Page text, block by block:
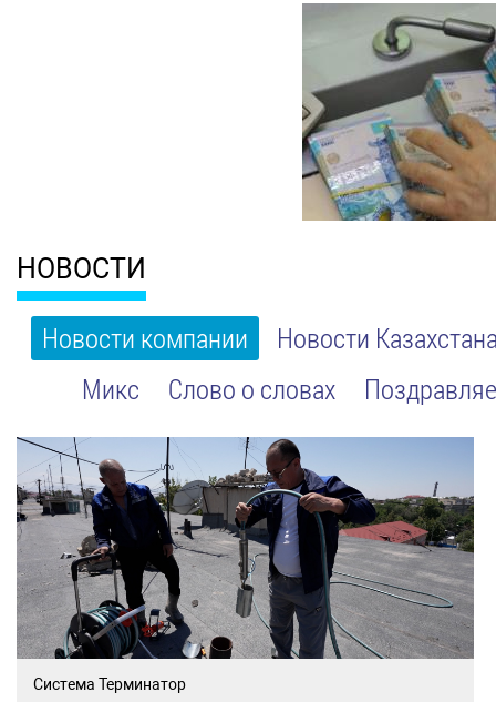
НОВОСТИ
Новости компании
Новости
Микс
Слово о словах
Система Терминатор